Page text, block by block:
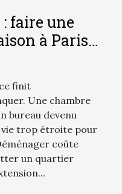
faire une
à Paris
sans
!
finit
Une chambre
bureau devenu
vie trop étroite pour
coûte
un quartier